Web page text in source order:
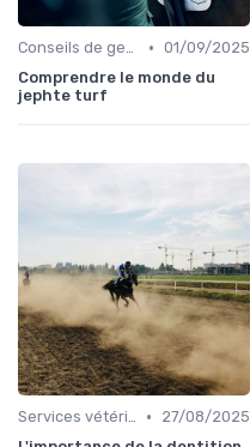
Conseils de gestion d’écurie • 01/09/2025
Comprendre le monde du
jephte turf
Services vétérinaires •
27/08/2025